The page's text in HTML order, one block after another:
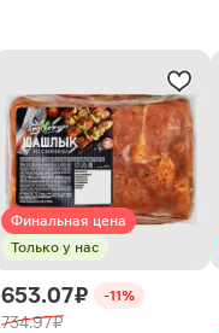
Финальная цена
Только у нас
653.07 ₽ -11%
734.97 ₽